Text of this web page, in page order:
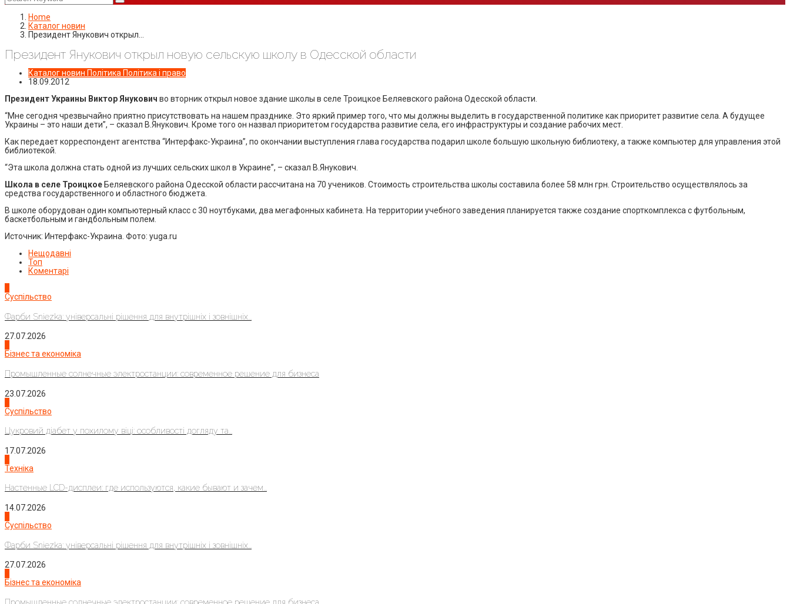
Home
Каталог новин
Президент Янукович открыл…
Президент Янукович открыл новую сельскую школу в Одесской области
Каталог новин Політика Політика і право
18.09.2012
Президент Украины Виктор Янукович во вторник открыл новое здание школы в селе Троицкое Беляевского района Одесской области.
“Мне сегодня чрезвычайно приятно присутствовать на нашем празднике. Это яркий пример того, что мы должны выделить в государственной политике как приоритет развитие села. А будущее
Украины – это наши дети”, – сказал В.Янукович. Кроме того он назвал приоритетом государства развитие села, его инфраструктуры и создание рабочих мест.
Как передает корреспондент агентства “Интерфакс-Украина”, по окончании выступления глава государства подарил школе большую школьную библиотеку, а также компьютер для управления этой
библиотекой.
“Эта школа должна стать одной из лучших сельских школ в Украине”, – сказал В.Янукович.
Школа в селе Троицкое Беляевского района Одесской области рассчитана на 70 учеников. Стоимость строительства школы составила более 58 млн грн. Строительство осуществлялось за
средства государственного и областного бюджета.
В школе оборудован один компьютерный класс с 30 ноутбуками, два мегафонных кабинета. На территории учебного заведения планируется также создание спорткомплекса с футбольным,
баскетбольным и гандбольным полем.
Источник: Интерфакс-Украина. Фото: yuga.ru
Нещодавні
Топ
Коментарі
Суспільство
Фарби Sniezka: універсальні рішення для внутрішніх і зовнішніх...
27.07.2026
Бізнес та економіка
Промышленные солнечные электростанции: современное решение для бизнеса
23.07.2026
Суспільство
Цукровий діабет у похилому віці: особливості догляду та...
17.07.2026
Техніка
Настенные LCD-дисплеи: где используются, какие бывают и зачем...
14.07.2026
Суспільство
Фарби Sniezka: універсальні рішення для внутрішніх і зовнішніх...
27.07.2026
Бізнес та економіка
Промышленные солнечные электростанции: современное решение для бизнеса